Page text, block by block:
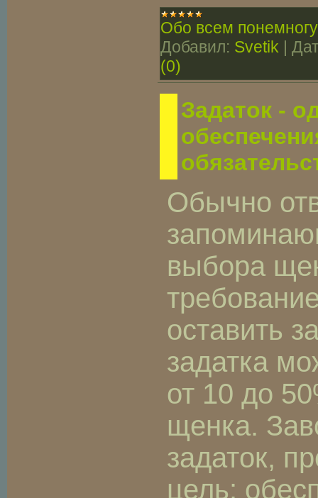
Обо всем понемногу
Добавил: Svetik |
(0)
Задаток -
Обычно
выбора
оставить
задатка
от 10 до
щенка.
задаток,
цель: